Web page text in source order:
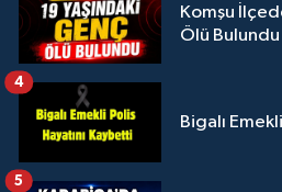
Komşu
Ölü Bulundu
Bigalı
4
5